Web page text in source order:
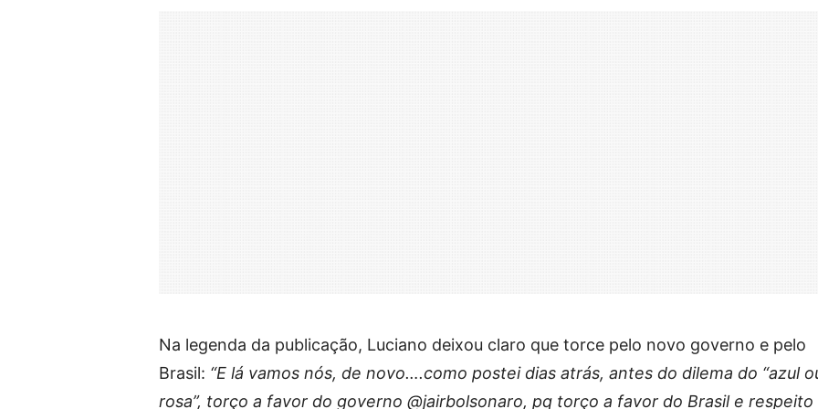
Na legenda da publicação, Luciano deixou claro que torce pelo novo governo e pelo
Brasil: “E lá vamos nós, de novo….como postei dias atrás, antes do dilema do “azul
rosa”, torço a favor do governo @jairbolsonaro, pq torço a favor do Brasil e respeito